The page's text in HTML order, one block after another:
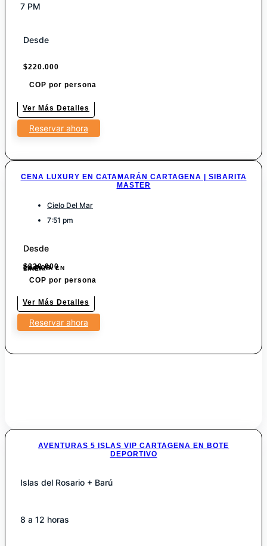
7 PM
Desde
$220.000
COP por persona
Ver Más Detalles
Reservar ahora
CENA LUXURY EN CATAMARÁN CARTAGENA | SIBARITA
MASTER
Cielo Del Mar
7:51 pm
Desde
$220.000
7% POR COMPRA EN LINEA.
COP por persona
Ver Más Detalles
Reservar ahora
AVENTURAS 5 ISLAS VIP CARTAGENA EN BOTE
DEPORTIVO
Islas del Rosario + Barú
8 a 12 horas